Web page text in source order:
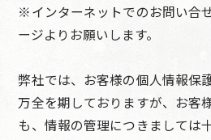
※インターネットでのお問い合
ージよりお願いします。
弊社では、お客様の個人情報保
万全を期しておりますが、お客
も、情報の管理につきましては